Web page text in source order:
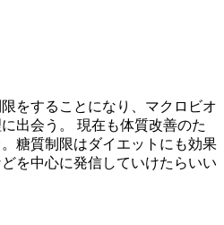
をすることになり、マクロビオ
出会う。 現在も体質改善のた
糖質制限はダイエットにも効果
を中心に発信していけたらいい